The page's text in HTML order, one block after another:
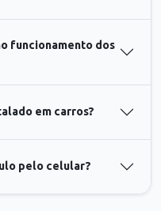
funcionamento dos
em carros?
pelo celular?